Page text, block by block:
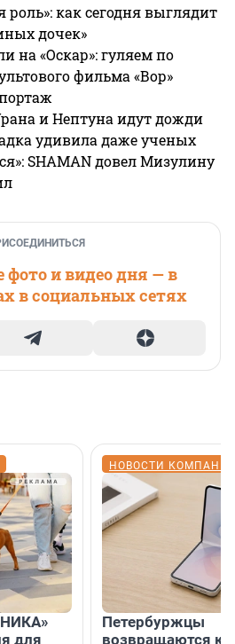
роль»: как сегодня выглядит
дочек»
на «Оскар»: гуляем по
фильма «Вор»
и Нептуна идут дожди
удивила даже ученых
SHAMAN довел Мизулину
и видео дня — в
в социальных сетях
для
НОВОСТИ
Петербуржцы
возвращаются к